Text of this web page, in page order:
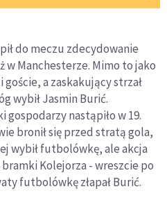
do meczu zdecydowanie
w Manchesterze. Mimo to jako
a zaskakujący strzał
wybił Jasmin Burić.
nastąpiło w 19.
bronił się przed stratą gola,
wybił futbolówkę, ale akcja
Kolejorza - wreszcie po
futbolówkę złapał Burić.